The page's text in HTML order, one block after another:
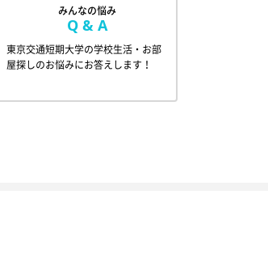
みんなの悩み
Q & A
東京交通短期大学の学校生活・お部
屋探しのお悩みにお答えします！